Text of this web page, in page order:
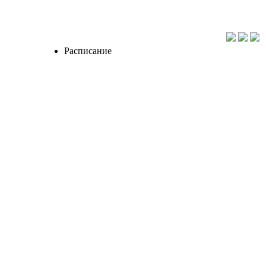
Расписание